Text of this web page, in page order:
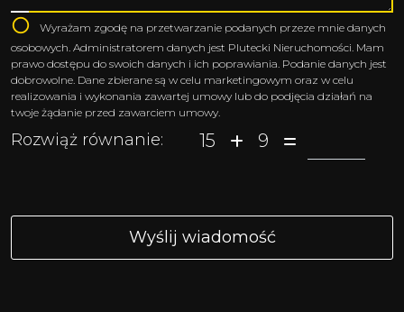
Wyrażam zgodę na przetwarzanie podanych przeze mnie danych
osobowych. Administratorem danych jest Plutecki Nieruchomości. Mam
prawo dostępu do swoich danych i ich poprawiania. Podanie danych jest
dobrowolne. Dane zbierane są w celu marketingowym oraz w celu
realizowania i wykonania zawartej umowy lub do podjęcia działań na
twoje żądanie przed zawarciem umowy.
Rozwiąż równanie: 15 9